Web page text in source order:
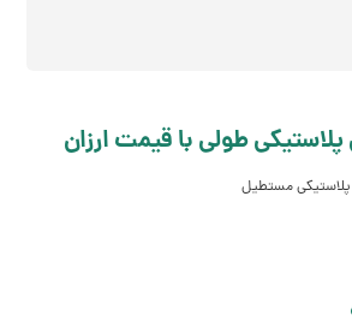
پلاستیکی طولی با قیمت ارزان
پلاستیکی مستطیل